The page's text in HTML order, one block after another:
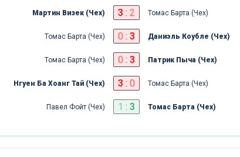
Мартин Визек (Чех) 3 : 2 Томас Барта (Чех)
Томас Барта (Чех) 0 : 3 Даниэль Коубле (Чех)
Томас Барта (Чех) 0 : 3 Патрик Пыча (Чех)
Нгуен Ба Хоанг Тай (Чех) 3 : 0 Томас Барта (Чех)
Павел Фойт (Чех) 1 : 3 Томас Барта (Чех)